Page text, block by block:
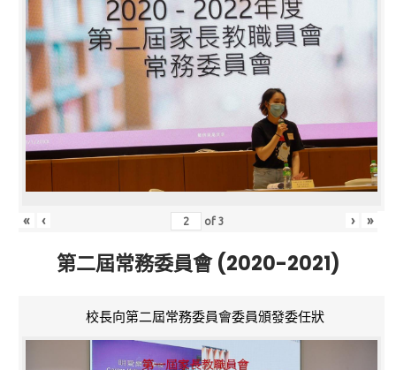
« ‹ of3 › »
第二屆常務委員會 (2020-2021)
校長向第二屆常務委員會委員頒發委任狀